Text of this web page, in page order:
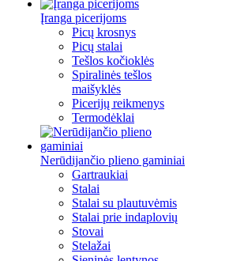
Įranga picerijoms
Picų krosnys
Picų stalai
Tešlos kočioklės
Spiralinės tešlos
maišyklės
Picerijų reikmenys
Termodėklai
Nerūdijančio plieno gaminiai
Gartraukiai
Stalai
Stalai su plautuvėmis
Stalai prie indaplovių
Stovai
Stelažai